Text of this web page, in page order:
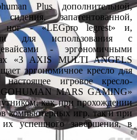
Plus дополнительной,
запатентованной,
ног - «LEGpro legrest» и,
для использования с
- эргономичными
«3 AXIS MULTI ANGELS
эргономичное кресло для
игровое кресло-
MARS GAMING»
как при прохождении
компьютерных игр, так и при
успешного завершения, в